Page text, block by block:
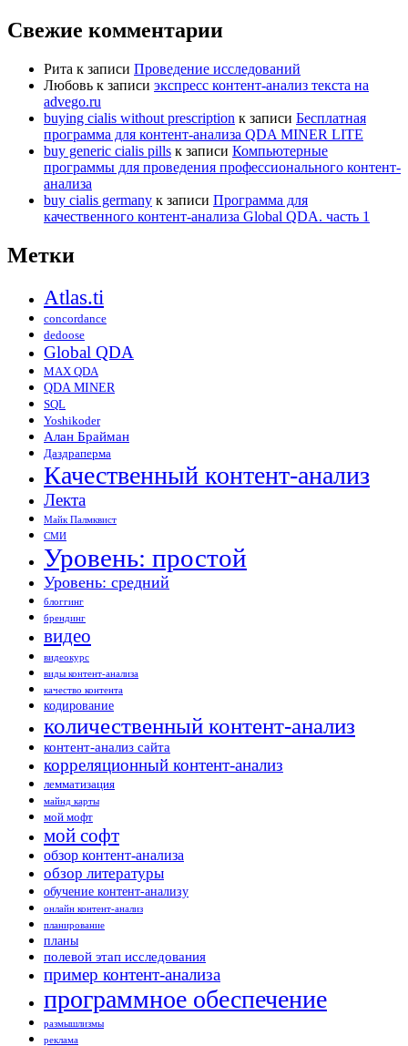
Свежие комментарии
Рита к записи Проведение исследований
Любовь к записи экспресс контент-анализ текста на
advego.ru
buying cialis without prescription к записи Бесплатная
программа для контент-анализа QDA MINER LITE
buy generic cialis pills к записи Компьютерные
программы для проведения профессионального контент-
анализа
buy cialis germany к записи Программа для
качественного контент-анализа Global QDA. часть 1
Метки
Atlas.ti
concordance
dedoose
Global QDA
MAX QDA
QDA MINER
SQL
Yoshikoder
Алан Брайман
Даздраперма
Качественный контент-анализ
Лекта
Майк Палмквист
СМИ
Уровень: простой
Уровень: средний
блоггинг
брендинг
видео
видеокурс
виды контент-анализа
качество контента
кодирование
количественный контент-анализ
контент-анализ сайта
корреляционный контент-анализ
лемматизация
майнд карты
мой мофт
мой софт
обзор контент-анализа
обзор литературы
обучение контент-анализу
онлайн контент-анализ
планирование
планы
полевой этап исследования
пример контент-анализа
программное обеспечение
размышлизмы
реклама